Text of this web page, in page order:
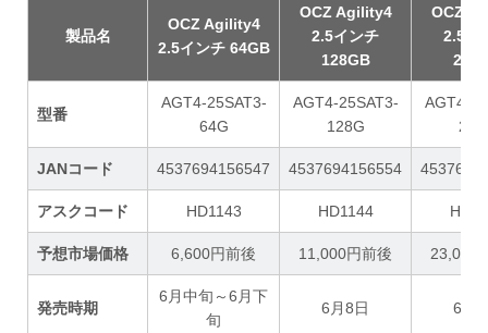
製品名
OCZ Agility4
2.5インチ 64GB
OCZ Agility4
2.5インチ
128GB
OCZ
2.5イ
型番
AGT4-25SAT3-
64G
AGT4-25SAT3-
128G
AGT4-
JANコード 4537694156547 4537694156554
アスクコード HD1143 HD1144
予想市場価格 6,600円前後 11,000円前後 23,000
発売時期
6月中旬～6月下
旬
6月8日 6月